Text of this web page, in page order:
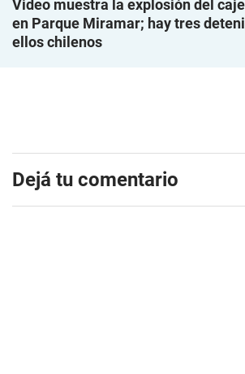
Video muestra la explosión del
en Parque Miramar; hay tres
ellos chilenos
Dejá tu comentario